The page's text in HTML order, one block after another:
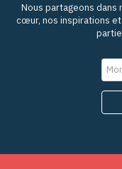
Nous partageons
cœur, nos inspirations